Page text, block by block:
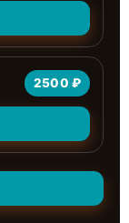
2500 ₽